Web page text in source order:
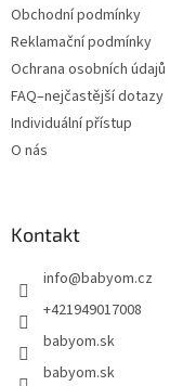
Obchodní podmínky
Reklamační podmínky
Ochrana osobních údajů
FAQ–nejčastější dotazy
Individuální přístup
O nás
Kontakt
info@babyom.cz
+421949017008
babyom.sk
babyom.sk